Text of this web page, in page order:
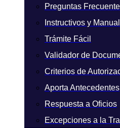
Preguntas
Instructivos y
Trámite Fácil
Validador de
Criterios de
Aporta Antecedentes
Respuesta a Oficios
Excepciones a la